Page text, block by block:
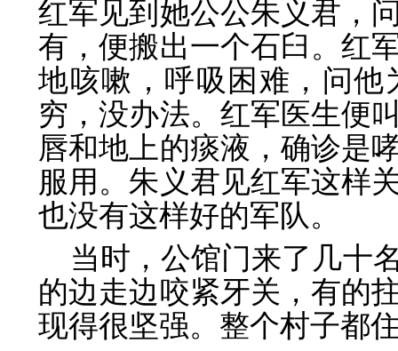
红军见到她公公朱义君，
有，便搬出一个石臼。红
地咳嗽，呼吸困难，问
穷，没办法。红军医生便
唇和地上的痰液，确诊是
服用。朱义君见红军这样
也没有这样好的军队。
当时，公馆门来了几十
的边走边咬紧牙关，有的
现得很坚强。整个村子都